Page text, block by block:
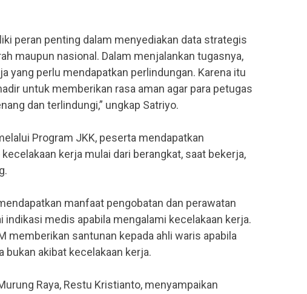
peran penting dalam menyediakan data strategis
maupun nasional. Dalam menjalankan tugasnya,
yang perlu mendapatkan perlindungan. Karena itu
untuk memberikan rasa aman agar para petugas
dan terlindungi,” ungkap Satriyo.
Program JKK, peserta mendapatkan
kerja mulai dari berangkat, saat bekerja,
manfaat pengobatan dan perawatan
indikasi medis apabila mengalami kecelakaan kerja.
memberikan santunan kepada ahli waris apabila
bukan akibat kecelakaan kerja.
Raya, Restu Kristianto, menyampaikan